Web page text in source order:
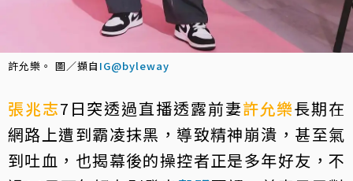
許允樂。 圖／擷自 IG@byleway
張兆志7日突透過直播透露前妻許允樂長期在
網路上遭到霸凌抹黑，導致精神崩潰，甚至氣
到吐血，也揭幕後的操控者正是多年好友，不